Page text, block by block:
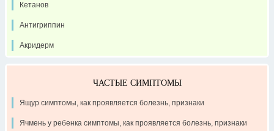
Кетанов
Антигриппин
Акридерм
ЧАСТЫЕ СИМПТОМЫ
Ящур симптомы, как проявляется болезнь, признаки
Ячмень у ребенка симптомы, как проявляется болезнь, признаки